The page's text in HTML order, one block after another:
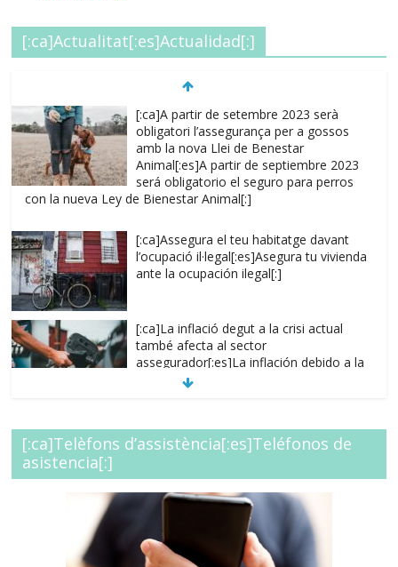
[:ca]Actualitat[:es]Actualidad[:]
[:ca]A partir de setembre 2023 serà
obligatori l’assegurança per a gossos
amb la nova Llei de Benestar
Animal[:es]A partir de septiembre 2023
será obligatorio el seguro para perros
con la nueva Ley de Bienestar Animal[:]
[:ca]Assegura el teu habitatge davant
l’ocupació il·legal[:es]Asegura tu vivienda
ante la ocupación ilegal[:]
[:ca]La inflació degut a la crisi actual
també afecta al sector
assegurador[:es]La inflación debido a la
crisis actual también afecta al sector
[:es]Regulariza tus capitales, evita
situaciones de
d’infrassegurança.[:]
[:ca]Telèfons d’assistència[:es]Teléfonos de
asistencia[:]